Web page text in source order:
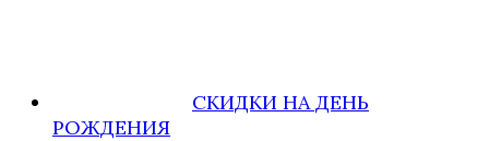
СКИДКИ НА ДЕНЬ
РОЖДЕНИЯ